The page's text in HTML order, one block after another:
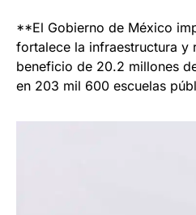
**El Gobierno de México
fortalece la infraestructura y
beneficio de 20.2 millones
en 203 mil 600 escuelas